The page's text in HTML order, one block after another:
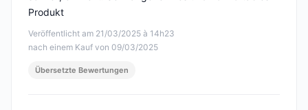
Veröffentlicht am 21/03/2025 à 14h23
nach einem Kauf von 09/03/2025
Produkt
Übersetzte Bewertungen